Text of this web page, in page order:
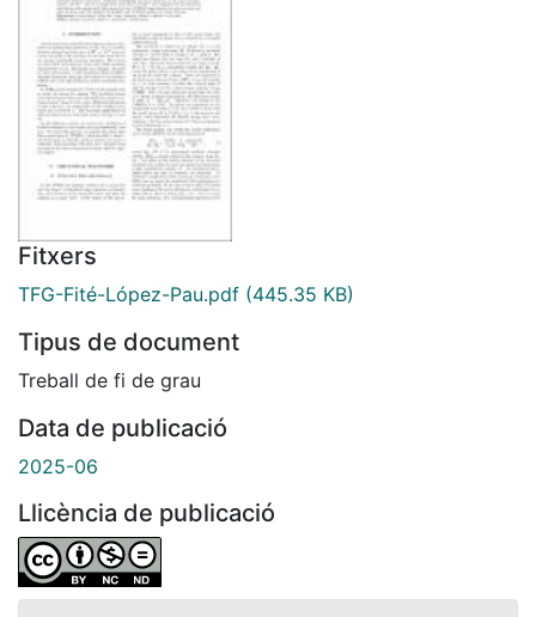
Fitxers
TFG-Fité-López-Pau.pdf (445.35 KB)
Tipus de document
Treball de fi de grau
Data de publicació
2025-06
Llicència de publicació